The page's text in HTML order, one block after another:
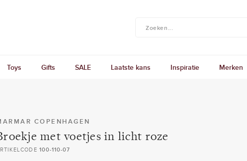
Toys Gifts SALE Laatste kans Inspiratie Merken
COPENHAGEN
met voetjes in licht roze
100-110-07